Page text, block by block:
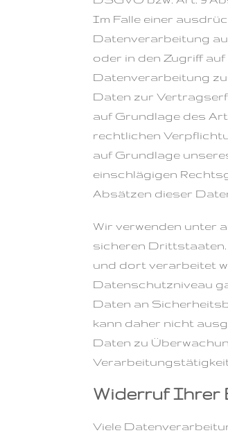
Im Falle einer
Datenverarbeitung
oder in den Zugriff
Datenverarbeitung
Daten zur
auf Grundlage des
rechtlichen
auf Grundlage
einschlägigen
Absätzen dieser
Wir verwenden unter
sicheren
und dort verarbeitet
Datenschutzniveau
Daten an
kann daher nicht
Daten zu
Widerruf Ihrer
Viele